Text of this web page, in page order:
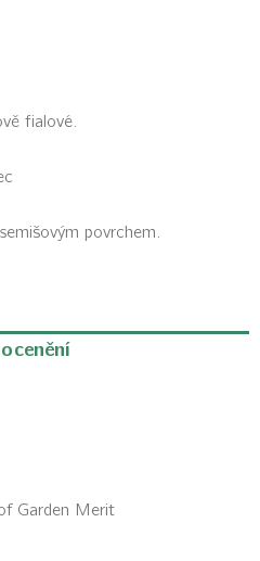
fialové.
povrchem.
Garden Merit